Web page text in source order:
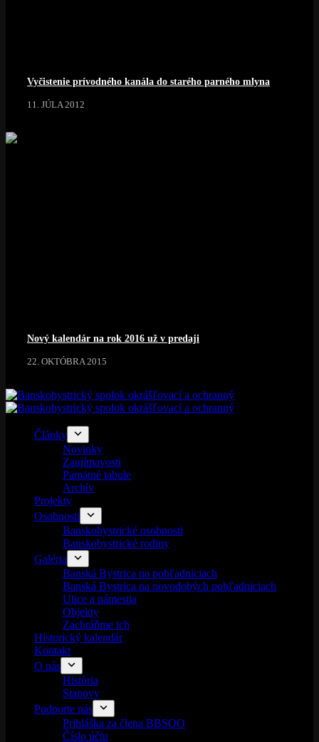
Vyčistenie prívodného kanála do starého parného mlyna
11. JÚLA 2012
Nový kalendár na rok 2016 už v predaji
22. OKTÓBRA 2015
Články
Novinky
Zaujímavosti
Pamätné tabule
Archív
Projekty
Osobnosti
Banskobystrické osobnosti
Banskobystrické rodiny
Galéria
Banská Bystrica na pohľadniciach
Banská Bystrica na novodobých pohľadniciach
Ulice a námestia
Objekty
Zachráňme ich
Historický kalendár
Kontakt
O nás
História
Stanovy
Podporte nás
Prihláška za člena BBSOO
Číslo účtu